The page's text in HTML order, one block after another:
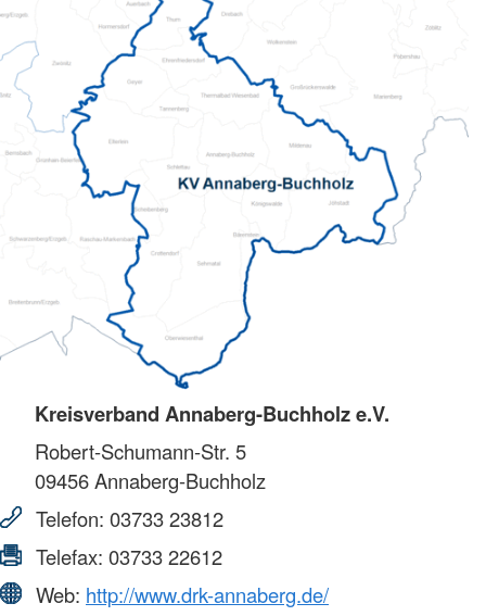
Kreisverband Annaberg-Buchholz e.V.
Robert-Schumann-Str. 5
09456Annaberg-Buchholz
Telefon: 03733 23812
Telefax: 03733 22612
Web: http://www.drk-annaberg.de/